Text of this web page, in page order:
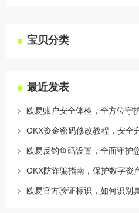
宝贝分类
最近发表
欧易账户安全体检，全方位守
OKX资金密码修改教程，安全
欧易反钓鱼码设置，全面守护
OKX防诈骗指南，保护数字资
欧易官方验证标识，如何识别